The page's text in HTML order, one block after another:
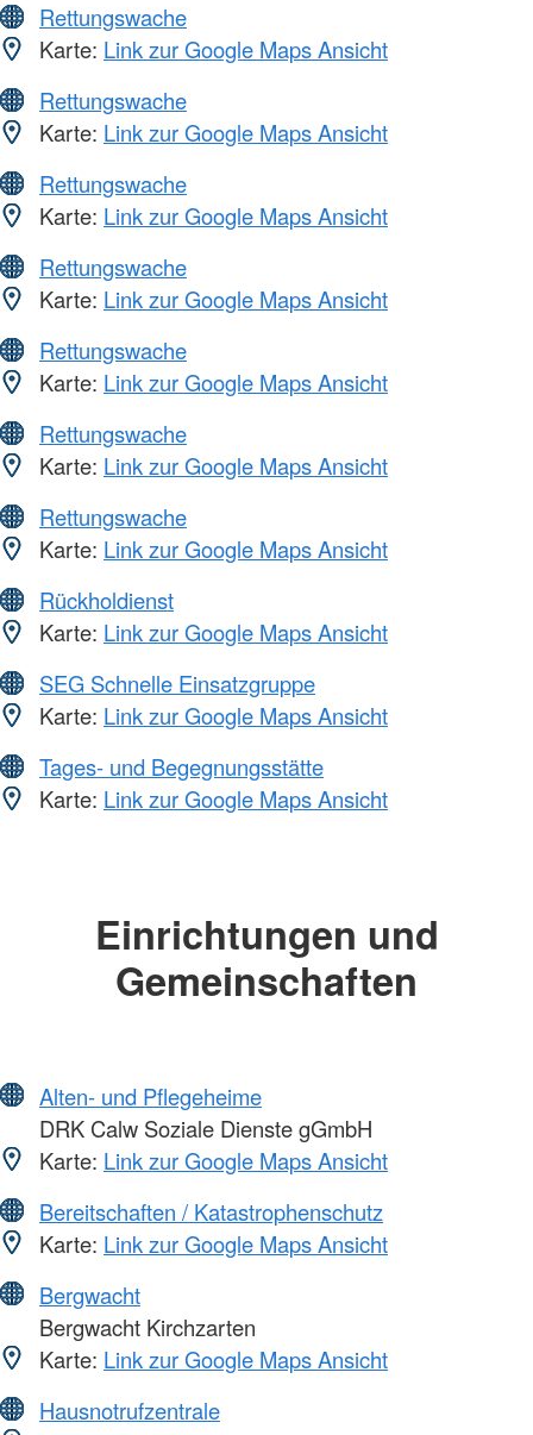
Rettungswache
Karte: Link zur Google Maps Ansicht
Rettungswache
Karte: Link zur Google Maps Ansicht
Rettungswache
Karte: Link zur Google Maps Ansicht
Rettungswache
Karte: Link zur Google Maps Ansicht
Rettungswache
Karte: Link zur Google Maps Ansicht
Rettungswache
Karte: Link zur Google Maps Ansicht
Rettungswache
Karte: Link zur Google Maps Ansicht
Rückholdienst
Karte: Link zur Google Maps Ansicht
SEG Schnelle Einsatzgruppe
Karte: Link zur Google Maps Ansicht
Tages- und Begegnungsstätte
Karte: Link zur Google Maps Ansicht
Einrichtungen und
Gemeinschaften
Alten- und Pflegeheime
DRK Calw Soziale Dienste gGmbH
Karte: Link zur Google Maps Ansicht
Bereitschaften / Katastrophenschutz
Karte: Link zur Google Maps Ansicht
Bergwacht
Bergwacht Kirchzarten
Karte: Link zur Google Maps Ansicht
Hausnotrufzentrale